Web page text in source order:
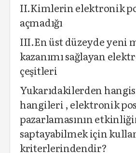
II.Kimlerin elektronik
açmadığı
III.En üst düzeyde yeni
kazanımı sağlayan
çeşitleri
Yukarıdakilerden
hangileri , elektronik
pazarlamasının
saptayabilmek için
kriterlerindendir?